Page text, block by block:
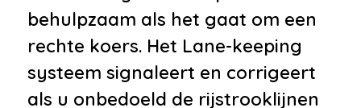
•Passagiersstoel in hoogte
verstelbaar
•Regensensor
•Stuurbekrachtiging
behulpzaam als het gaat om een
rechte koers. Het Lane-keeping
systeem signaleert en corrigeert
als u onbedoeld de rijstrooklijnen